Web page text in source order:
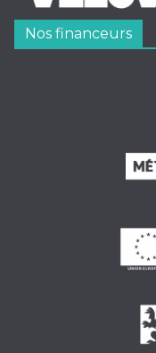
Nos financeurs